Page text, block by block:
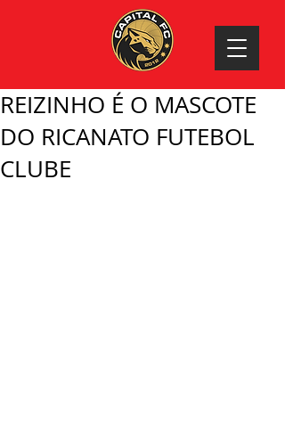
REIZINHO É O MASCOTE
DO RICANATO FUTEBOL
CLUBE